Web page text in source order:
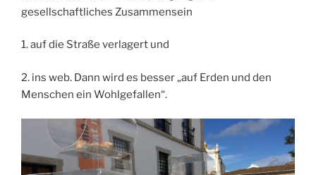
gesellschaftliches Zusammensein
1. auf die Straße verlagert und
2. ins web. Dann wird es besser „auf Erden und den
Menschen ein Wohlgefallen“.